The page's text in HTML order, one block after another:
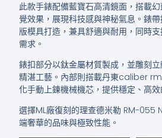
此款手錶配備藍寶石高清鏡面，搭載
覺效果，展現科技感與神秘氣息。錶
版模具打造，兼具舒適與耐用，同時
需求。
錶扣部分以鈦金屬材質製成，並雕刻
精湛工藝。內部則搭載丹東caliber
化手動上鍊機械機芯，提供穩定、高效
選擇ML廠復刻的理查德米勒 RM-055
端奢華的品味與極致性能。